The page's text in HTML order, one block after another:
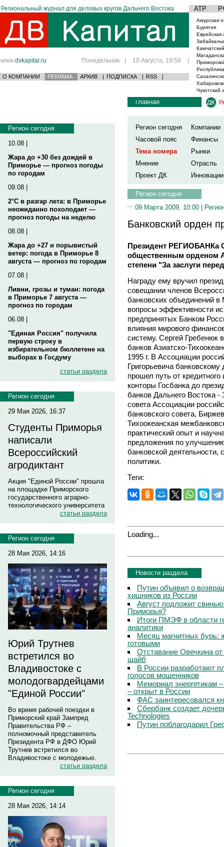
Региональный журнал для деловых кругов Дальнего Востока АТР
www.dvkapital.ru Понедельник | 10 Августа, 19:58 |
О КОМПАНИИ РЕКЛАМА АРХИВ | ПОДПИСКА | RSS |
Амурская
Бурятия
Еврейская
Чукотский
Регион сегодня
10.08 |
Жара до +30 без дождей в
Приморье — прогноз погоды
по городам
09.08 |
2°C в разгар лета: в Приморье
неожиданно похолодает —
прогноз погоды на неделю
08.08 |
Жара до +27 и порывистый
ветер: погода в Приморье 8
августа — прогноз по городам
07.08 |
Ливни, грозы и туман: погода
в Приморье 7 августа —
прогноз по городам
06.08 |
"Единая Россия" получила
первую строку в
избирательном бюллетене на
выборах в Госдуму
статьи раздела
Регион сегодня
29 Мая 2026, 16:37
Студенты Приморья
написали
Всероссийский
агродиктант
Акция "Единой России" прошла
на площадке Приморского
государственного аграрно-
технологического университета
статьи раздела
Регион сегодня
28 Мая 2026, 14:16
Юрий Трутнев
встретился во
Владивостоке с
молодогвардейцами
"Единой России"
Во время рабочей поездки в
Приморский край Зампред
Правительства РФ –
полномочный представитель
Президента РФ в ДФО Юрий
Трутнев встретился во
Владивостоке с молодежью.
статьи раздела
Регион сегодня
28 Мая 2026, 14:14
главная
Регион сегодня
Компании
Часовой пояс
Финансы
Тема номера
Рынки
Мнение
Отрасль
Проект ДК
Инновации
Регион сегодня
09 Марта 2009, 10:00 |
Банковский орден
Президент РЕГИОБАНКа
общественным орденом
степени "За заслуги
Награду ему вручил
совещании членов
банковских объединений
вопросы эффективности
предпринятых Банком
влияния мирового
систему. Сергей Гребенюк
банков Азиатско-
1995 г. В Ассоциации
Григорьевича
прошел путь от
конторы Госбанка до
банков Дальнего Востока
совета Ассоциации
банковского совета,
Тихоокеанская
практический опыт и
предложения по
банковской
политики.
Теги:
Loading...
Новости раздела
Путин объявил о
хищников из России
Август подложит
Приморья?
Итоги ПМЭФ в области
аналитики
Месяц магнитных бурь:
готовыми
Отставание Овечкина
шайб
В России разработают
голосов мошенников
Мемориал энергетикам
– открыт в России
ФАС заинтересовался
Сбербанк создает
Technologies
Путин поблагодарил